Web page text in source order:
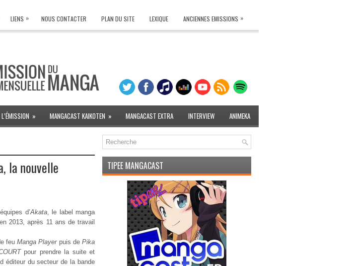
LIENS » NOUS CONTACTER PLAN DU SITE LEXIQUE ANCIENNES EMISSIONS »
» MANGACAST KAIKOTEN » MANGACAST EXTRA INTERVIEW ANIMEKA
la nouvelle
d’Akata, le label manga
2013, après 11 ans de travail
feu Manga Playerpuis de Pika
pour prendre la suite et
éditeur du secteur de la bande
TIPEE MANGACAST